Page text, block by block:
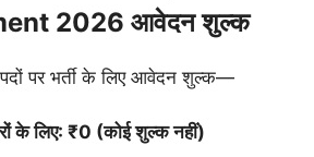
2026 आवेदन शुल्क
पर भर्ती के लिए आवेदन शुल्क—
के लिए: ₹0 (कोई शुल्क नहीं)